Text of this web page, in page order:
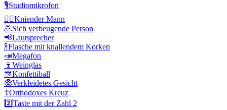
🎙️Studiomikrofon
🧎‍♂️Kniender Mann
🙇Sich verbeugende Person
📢Lautsprecher
🍾Flasche mit knallendem Korken
📣Megafon
🍷 Weinglas
🎊Konfettiball
🥸Verkleidetes Gesicht
☦️Orthodoxes Kreuz
2️⃣Taste mit der Zahl 2